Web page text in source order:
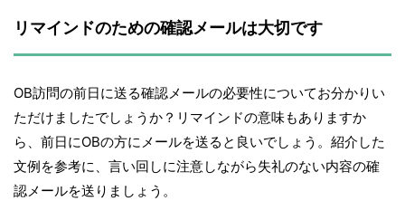
リマインドのための確認メールは大切です
OB訪問の前日に送る確認メールの必要性についてお分かりい
ただけましたでしょうか？リマインドの意味もありますか
ら、前日にOBの方にメールを送ると良いでしょう。紹介した
文例を参考に、言い回しに注意しながら失礼のない内容の確
認メールを送りましょう。